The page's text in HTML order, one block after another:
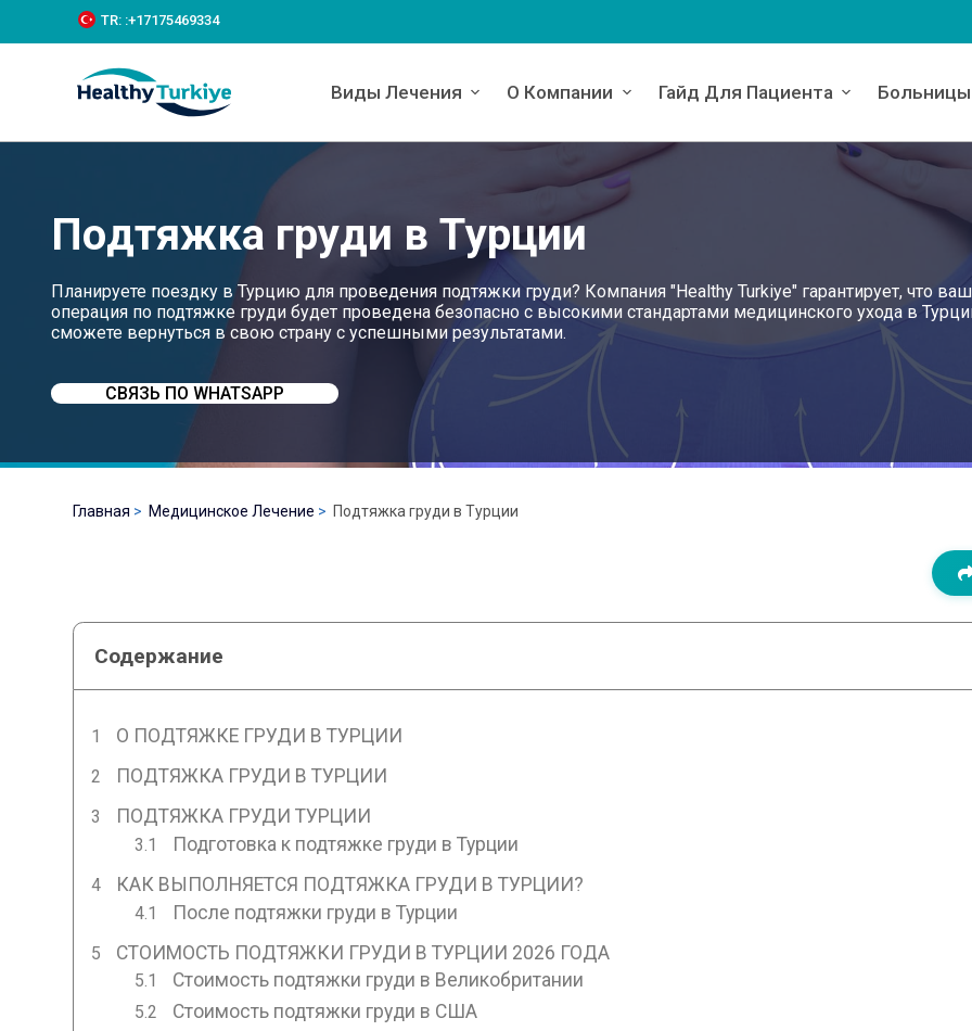
k
c
TR: :+‪17175469334‬
Виды Лечения О Компании Гайд Для Пациента Больницы
Подтяжка груди в Турции
Планируете поездку в Турцию для проведения подтяжки груди? Компания "Healthy Turkiye" гарантирует, что
операция по подтяжке груди будет проведена безопасно с высокими стандартами медицинского ухода в
сможете вернуться в свою страну с успешными результатами.
СВЯЗЬ ПО WHATSAPP
Главная Медицинское Лечение Подтяжка груди в Турции
Содержание
О ПОДТЯЖКЕ ГРУДИ В ТУРЦИИ
ПОДТЯЖКА ГРУДИ В ТУРЦИИ
ПОДТЯЖКА ГРУДИ ТУРЦИИ
Подготовка к подтяжке груди в Турции
КАК ВЫПОЛНЯЕТСЯ ПОДТЯЖКА ГРУДИ В ТУРЦИИ?
После подтяжки груди в Турции
СТОИМОСТЬ ПОДТЯЖКИ ГРУДИ В ТУРЦИИ 2026 ГОДА
Стоимость подтяжки груди в Великобритании
Стоимость подтяжки груди в США